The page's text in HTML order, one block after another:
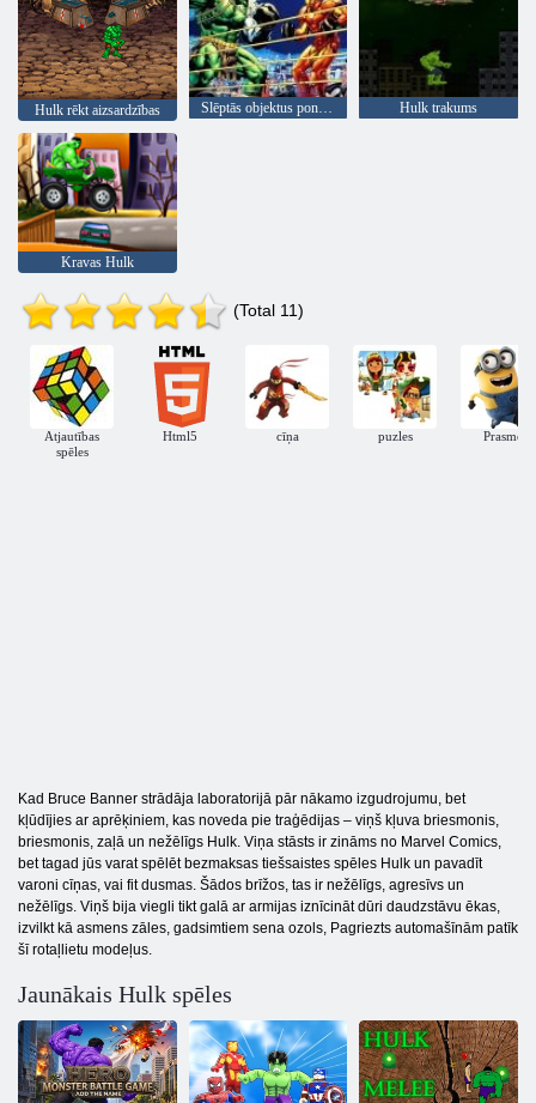
Hulk rēkt aizsardzības Slēptās objektus pontons Hulk trakums
Kravas Hulk
(Total 11)
Atjautības
spēles
Html5 cīņa puzles Prasme
Kad Bruce Banner strādāja laboratorijā pār nākamo izgudrojumu, bet
kļūdījies ar aprēķiniem, kas noveda pie traģēdijas – viņš kļuva briesmonis,
briesmonis, zaļā un nežēlīgs Hulk. Viņa stāsts ir zināms no Marvel Comics,
bet tagad jūs varat spēlēt bezmaksas tiešsaistes spēles Hulk un pavadīt
varoni cīņas, vai fit dusmas. Šādos brīžos, tas ir nežēlīgs, agresīvs un
nežēlīgs. Viņš bija viegli tikt galā ar armijas iznīcināt dūri daudzstāvu ēkas,
izvilkt kā asmens zāles, gadsimtiem sena ozols, Pagriezts automašīnām patīk
šī rotaļlietu modeļus.
Jaunākais Hulk spēles